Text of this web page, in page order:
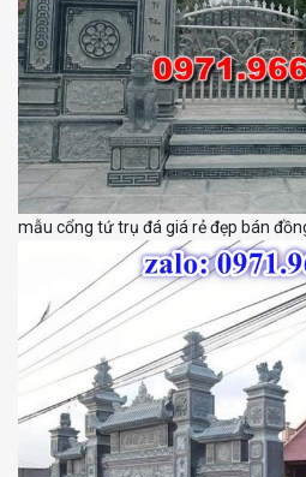
mẫu cổng tứ trụ đá giá rẻ đẹp bán